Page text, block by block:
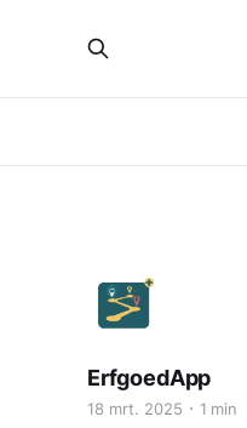
ErfgoedApp
18 mrt. 2025 1 min